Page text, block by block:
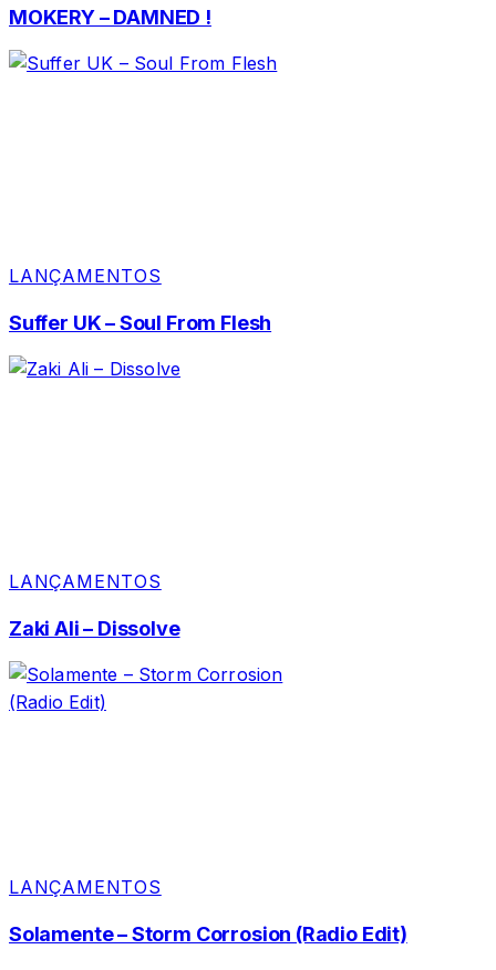
MOKERY – DAMNED !
LANÇAMENTOS
Suffer UK – Soul From Flesh
LANÇAMENTOS
Zaki Ali – Dissolve
LANÇAMENTOS
Solamente – Storm Corrosion (Radio Edit)